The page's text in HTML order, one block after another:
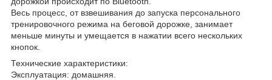
Весь процесс, от взвешивания до запуска персонального
тренировочного режима на беговой дорожке, занимает
меньше минуты и умещается в нажатии всего нескольких
кнопок.
Технические характеристики:
Эксплуатация: домашняя.